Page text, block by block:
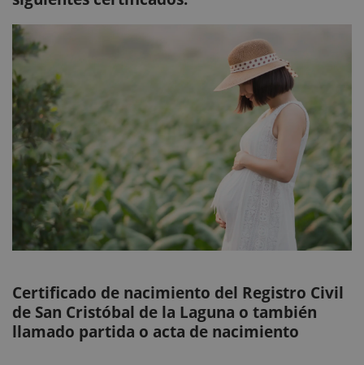
Certificado de nacimiento del Registro Civil
de San Cristóbal de la Laguna o también
llamado partida o acta de nacimiento